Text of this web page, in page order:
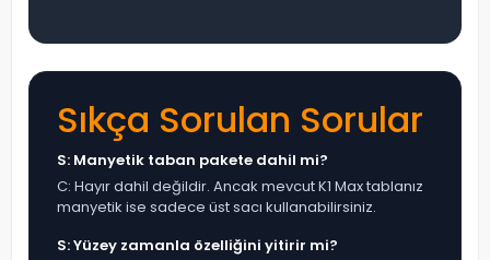
Sıkça Sorulan Sorular
S: Manyetik taban pakete dahil mi?
C: Hayır dahil değildir. Ancak mevcut K1 Max tablanız
manyetik ise sadece üst sacı kullanabilirsiniz.
S: Yüzey zamanla özelliğini yitirir mi?